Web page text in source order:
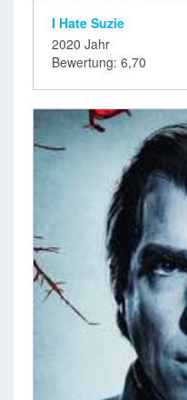
I Hate Suzie
2020 Jahr
Bewertung: 6,70